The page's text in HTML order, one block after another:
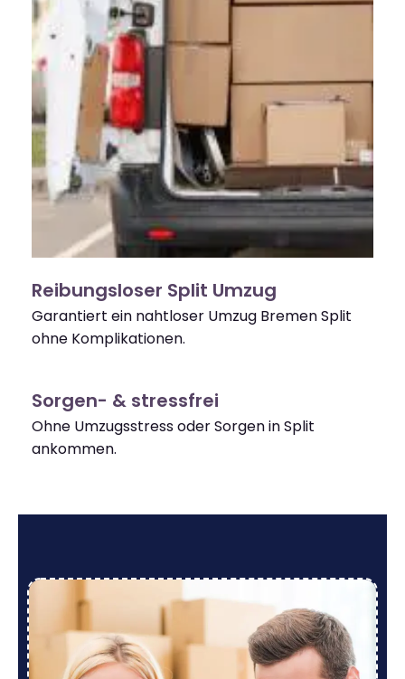
Reibungsloser Split Umzug
Garantiert ein nahtloser Umzug Bremen Split
ohne Komplikationen.
Sorgen- & stressfrei
Ohne Umzugsstress oder Sorgen in Split
ankommen.